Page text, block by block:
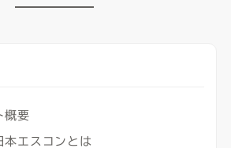
概要
本エスコンとは